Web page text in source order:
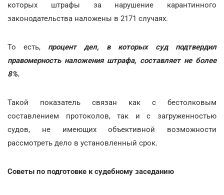
которых штрафы за нарушение карантинного
законодательства наложены в 2171 случаях.
То есть, процент дел, в которых суд подтвердил
правомерность наложения штрафа, составляет не более
8%.
Такой показатель связан как с бестолковым
составлением протоколов, так и с загруженностью
судов, не имеющих объективной возможности
рассмотреть дело в установленный срок.
Советы по подготовке к судебному заседанию